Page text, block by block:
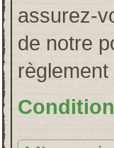
assurez-
de notre